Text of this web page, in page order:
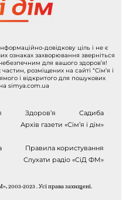
довідкову ціль і не є
захворювання зверніться
для вашого здоров’я!
розміщених на сайті “Сім’я і
і відкритого для пошукових
simya.com.ua
Здоров’я
Садиба
Архів газети «Сім’я і дім»
Правила користування
Слухати радіо «СіД ФМ»
2003-2023 . Усі права захищені.